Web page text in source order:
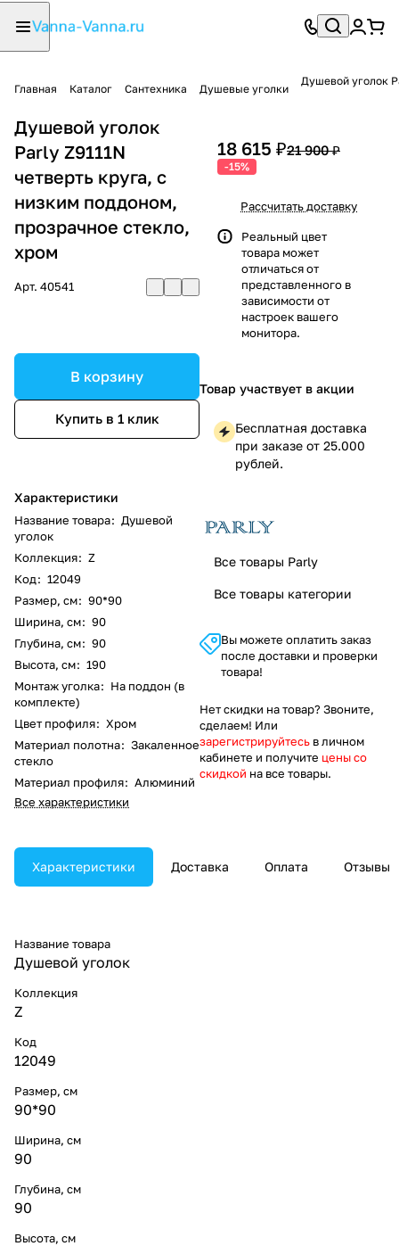
Главная Каталог Сантехника Душевые уголки
Душевой уголок
Parly Z9111N
четверть круга, с
низким поддоном,
прозрачное стекло,
хром
Арт. 40541
В корзину
Купить в 1 клик
Характеристики
Название товара: Душевой
уголок
Коллекция: Z
Код: 12049
Размер, см: 90*90
Ширина, см: 90
Глубина, см: 90
Высота, см: 190
Монтаж уголка: На поддон (в
комплекте)
Цвет профиля: Хром
Материал полотна: Закаленное
стекло
Материал профиля: Алюминий
Все характеристики
18 615 ₽21 900 ₽
-15%
Рассчитать доставку
Реальный цвет
товара может
отличаться от
представленного в
зависимости от
настроек вашего
монитора.
Товар участвует в акции
Бесплатная доставка
при заказе от 25.000
рублей.
Все товары Parly
Все товары категории
Вы можете оплатить заказ
после доставки и проверки
товара!
Нет скидки на товар? Звоните,
сделаем! Или
зарегистрируйтесь в личном
кабинете и получите цены со
скидкой на все товары.
Характеристики Доставка Оплата Отзывы
Название товара
Душевой уголок
Коллекция
Z
Код
12049
Размер, см
90*90
Ширина, см
90
Глубина, см
90
Высота, см